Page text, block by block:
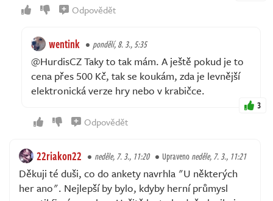
Odpovědět
wentink pondělí, 8. 3., 5:35
@HurdisCZ Taky to tak mám. A ještě pokud je to
cena přes 500 Kč, tak se koukám, zda je levnější
elektronická verze hry nebo v krabičce.
3
Odpovědět
22riakon22 neděle, 7. 3., 11:20 Upravenoneděle, 7. 3., 11:21
Děkuji té duši, co do ankety navrhla "U některých
her ano". Nejlepší by bylo, kdyby herní průmysl